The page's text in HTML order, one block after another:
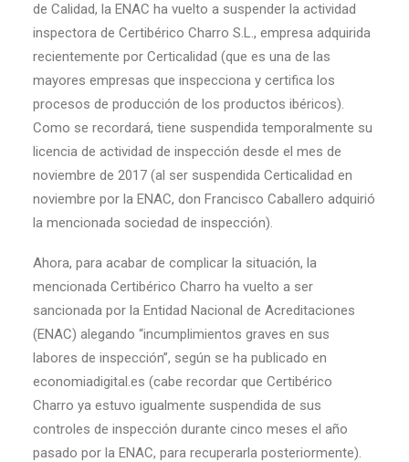
de Calidad, la ENAC ha vuelto a suspender la actividad
inspectora de Certibérico Charro S.L., empresa adquirida
recientemente por Certicalidad (que es una de las
mayores empresas que inspecciona y certifica los
procesos de producción de los productos ibéricos).
Como se recordará, tiene suspendida temporalmente su
licencia de actividad de inspección desde el mes de
noviembre de 2017 (al ser suspendida Certicalidad en
noviembre por la ENAC, don Francisco Caballero adquirió
la mencionada sociedad de inspección).
Ahora, para acabar de complicar la situación, la
mencionada Certibérico Charro ha vuelto a ser
sancionada por la Entidad Nacional de Acreditaciones
(ENAC) alegando “incumplimientos graves en sus
labores de inspección”, según se ha publicado en
economiadigital.es (cabe recordar que Certibérico
Charro ya estuvo igualmente suspendida de sus
controles de inspección durante cinco meses el año
pasado por la ENAC, para recuperarla posteriormente).